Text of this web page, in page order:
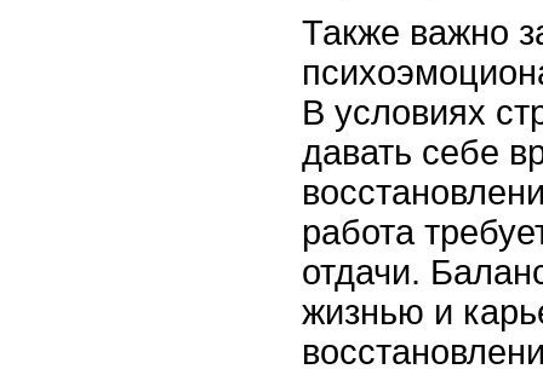
Также важно
В условиях
давать себе
работа
отдачи.
жизнью и